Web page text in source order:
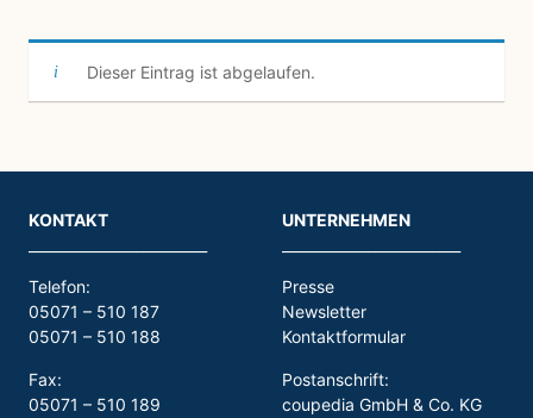
Dieser Eintrag ist abgelaufen.
KONTAKT
Telefon:
05071 – 510 187
05071 – 510 188
Fax:
05071 – 510 189
UNTERNEHMEN
Presse
Newsletter
Kontaktformular
Postanschrift:
coupedia GmbH & Co. KG